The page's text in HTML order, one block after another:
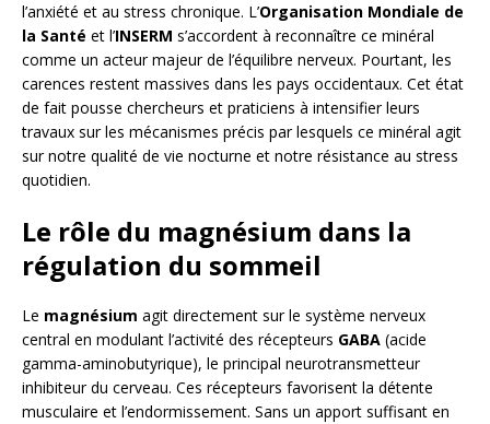
l’anxiété et au stress chronique. L’Organisation Mondiale de
la Santé et l’INSERM s’accordent à reconnaître ce minéral
comme un acteur majeur de l’équilibre nerveux. Pourtant, les
carences restent massives dans les pays occidentaux. Cet état
de fait pousse chercheurs et praticiens à intensifier leurs
travaux sur les mécanismes précis par lesquels ce minéral agit
sur notre qualité de vie nocturne et notre résistance au stress
quotidien.
Le rôle du magnésium dans la
régulation du sommeil
Le magnésium agit directement sur le système nerveux
central en modulant l’activité des récepteurs GABA (acide
gamma-aminobutyrique), le principal neurotransmetteur
inhibiteur du cerveau. Ces récepteurs favorisent la détente
musculaire et l’endormissement. Sans un apport suffisant en